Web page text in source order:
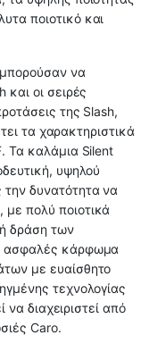
ποιοτικό και
να
οι σειρές
της Slash,
τα χαρακτηριστικά
Τα καλάμια Silent
υψηλού
δυνατότητα να
πολύ ποιοτικά
δράση των
ασφαλές κάρφωμα
με ευαίσθητο
τεχνολογίας
διαχειριστεί από
Caro.